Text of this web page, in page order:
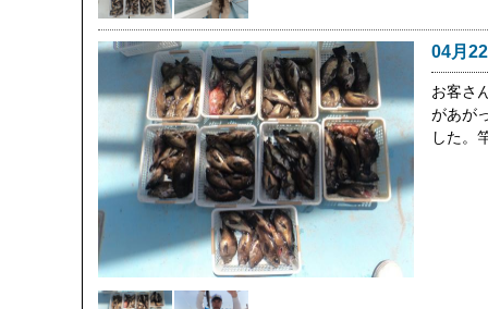
04月
お客さ
があが
した。